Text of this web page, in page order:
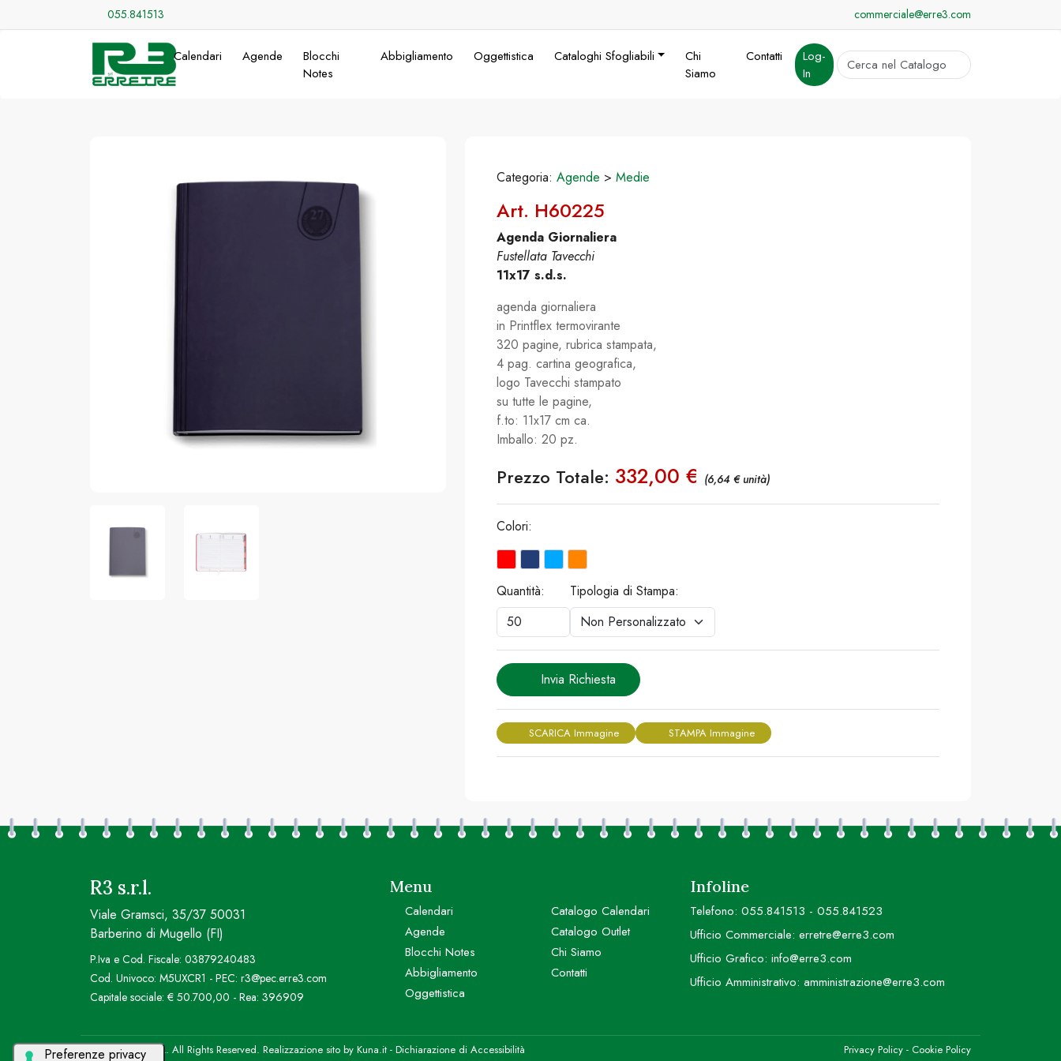
055.841513 commerciale@erre3.com
Calendari Agende
Blocchi
Notes
Abbigliamento Oggettistica Cataloghi Sfogliabili
Chi
Siamo
Contatti
Log-
In
cerca
Categoria: Agende > Medie
Art. H60225
Agenda Giornaliera
Fustellata Tavecchi
11x17 s.d.s.
agenda giornaliera
in Printflex termovirante
320 pagine, rubrica stampata,
4 pag. cartina geografica,
logo Tavecchi stampato
su tutte le pagine,
f.to: 11x17 cm ca.
Imballo: 20 pz.
Prezzo Totale: 332,00 € (6,64 € unità)
Colori:
Quantità: Tipologia di Stampa:
Invia Richiesta
SCARICA Immagine STAMPA Immagine
R3 s.r.l.
Viale Gramsci, 35/37 50031
Barberino di Mugello (FI)
P.Iva e Cod. Fiscale: 03879240483
Cod. Univoco: M5UXCR1 - PEC: r3@pec.erre3.com
Capitale sociale: € 50.700,00 - Rea: 396909
Menu
Calendari
Agende
Blocchi Notes
Abbigliamento
Oggettistica
Catalogo Calendari
Catalogo Outlet
Chi Siamo
Contatti
Infoline
Telefono: 055.841513 - 055.841523
Ufficio Commerciale: erretre@erre3.com
Ufficio Grafico: info@erre3.com
Ufficio Amministrativo: amministrazione@erre3.com
© 2026 R3 S.R.L. All Rights Reserved. Realizzazione sito by Kuna.it - Dichiarazione di Accessibilità Privacy Policy - Cookie Policy